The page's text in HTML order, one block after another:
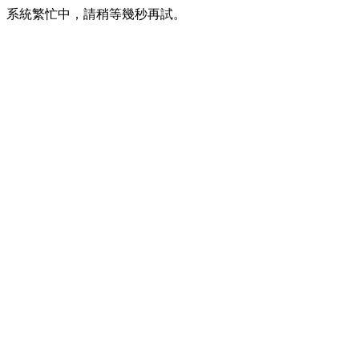
系統繁忙中，請稍等幾秒再試。